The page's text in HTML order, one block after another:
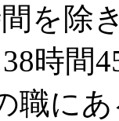
を除
時間
にあ